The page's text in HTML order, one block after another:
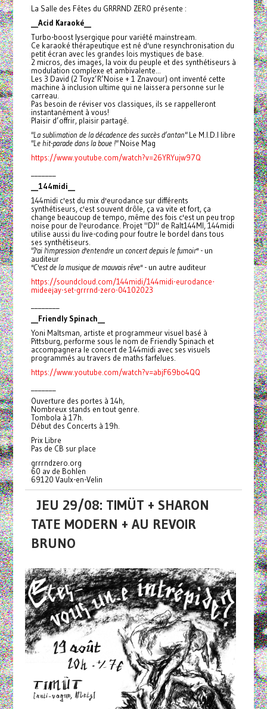
La Salle des Fêtes du GRRRND ZERO présente :
__Acid Karaoké__
Turbo-boost lysergique pour variété mainstream.
Ce karaoké thérapeutique est né d'une resynchronisation du
petit écran avec les grandes lois mystiques de base.
2 micros, des images, la voix du peuple et des synthétiseurs à
modulation complexe et ambivalente...
Les 3 David (2 Toyz’R’Noise + 1 Znavour) ont inventé cette
machine à inclusion ultime qui ne laissera personne sur le
carreau.
Pas besoin de réviser vos classiques, ils se rappelleront
instantanément à vous!
Plaisir d’offrir, plaisir partagé.
"La sublimation de la décadence des succès d’antan"Le M.I.D.I libre
"Le hit-parade dans la boue !"Noise Mag
https://www.youtube.com/watch?v=26YRYujw97Q
__144midi__
144midi c'est du mix d'eurodance sur différents
synthétiseurs, c'est souvent drôle, ça va vite et fort, ça
change beaucoup de tempo, même des fois c'est un peu trop
noise pour de l'eurodance. Projet "DJ" de Ralt144MI, 144midi
utilise aussi du live-coding pour foutre le bordel dans tous
ses synthétiseurs.
"J'ai l'impression d'entendre un concert depuis le fumoir''- un
auditeur
''C'est de la musique de mauvais rêve''- un autre auditeur
https://soundcloud.com/144midi/144midi-eurodance-
mideejay-set-grrrnd-zero-04102023
__Friendly Spinach__
Yoni Maltsman, artiste et programmeur visuel basé à
Pittsburg, performe sous le nom de Friendly Spinach et
accompagnera le concert de 144midi avec ses visuels
programmés au travers de maths farfelues.
https://www.youtube.com/watch?v=abjF69bo4QQ
Ouverture des portes à 14h,
Nombreux stands en tout genre.
Tombola à 17h.
Début des Concerts à 19h.
Prix Libre
Pas de CB sur place
grrrndzero.org
60 av de Bohlen
69120 Vaulx-en-Velin
JEU 29/08: TIMÜT + SHARON
TATE MODERN + AU REVOIR
BRUNO